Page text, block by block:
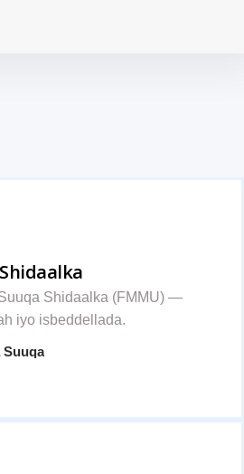
Shidaalka (FMMU) —
iyo isbeddellada.
Suuqa